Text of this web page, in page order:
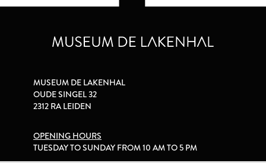
MUSEUM DE LAKENHAL
OUDE SINGEL 32
2312 RA LEIDEN
OPENING HOURS
TUESDAY TO SUNDAY FROM 10 AM TO 5 PM